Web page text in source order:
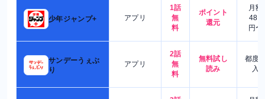
少年ジャンプ+ アプリ
1話
無
料
ポイント
還元
月額
480
円〜
サンデーうぇぶ
り
アプリ
2話
無
料
無料試し
読み
都度
入